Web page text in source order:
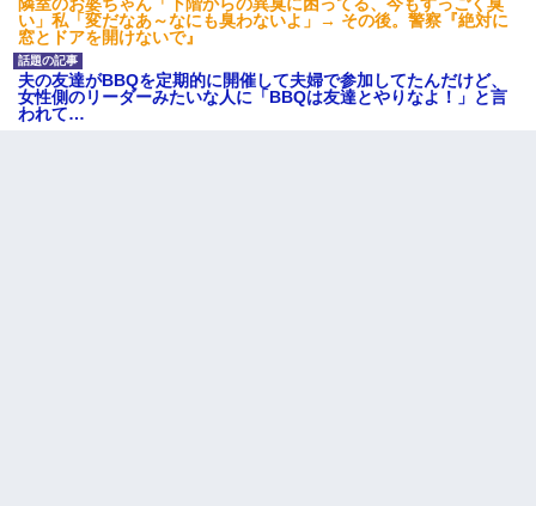
い」私「変だなあ～なにも臭わないよ」→ その後。警察『絶対に
窓とドアを開けないで』
夫の友達がBBQを定期的に開催して夫婦で参加してたんだけど、
女性側のリーダーみたいな人に「BBQは友達とやりなよ！」と言
われて…